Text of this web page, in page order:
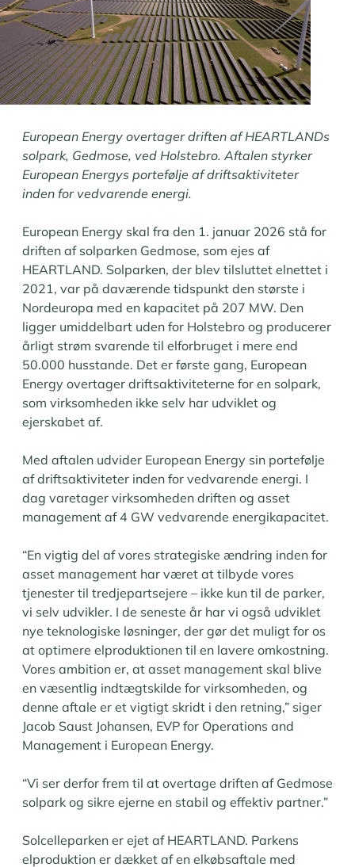
European Energy overtager driften afHEARTLANDs
solpark, Gedmose, ved Holstebro. Aftalen styrker
European Energys portefølje af driftsaktiviteter
inden for vedvarende energi.
European Energy skal fra den 1. januar 2026 stå for
driften af solparken Gedmose, som ejes af
HEARTLAND. Solparken, der blev tilsluttet elnettet i
2021, var på daværende tidspunkt den største i
Nordeuropa med en kapacitet på 207 MW. Den
ligger umiddelbart uden for Holstebro og producerer
årligt strøm svarende til elforbruget i mere end
50.000 husstande. Det er første gang, European
Energy overtager driftsaktiviteterne for en solpark,
som virksomheden ikke selv har udviklet og
ejerskabet af.
Med aftalen udvider European Energy sin portefølje
af driftsaktiviteter inden for vedvarende energi. I
dag varetager virksomheden driften og asset
management af 4 GW vedvarende energikapacitet.
“En vigtig del af vores strategiske ændring inden for
asset management har været at tilbyde vores
tjenester til tredjepartsejere – ikke kun til de parker,
vi selv udvikler. I de seneste år har vi også udviklet
nye teknologiske løsninger, der gør det muligt for os
at optimere elproduktionen til en lavere omkostning.
Vores ambition er, at asset management skal blive
en væsentlig indtægtskilde for virksomheden, og
denne aftale er et vigtigt skridt i den retning,” siger
Jacob Saust Johansen, EVP for Operations and
Management i European Energy.
“Vi ser derfor frem til at overtage driften af Gedmose
solpark og sikre ejerne en stabil og effektiv partner.”
Solcelleparken er ejet af HEARTLAND. Parkens
elproduktion er dækket af en elkøbsaftale med